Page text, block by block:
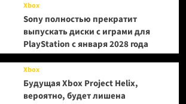
Xbox
Sony полностью прекратит
выпускать диски с играми для
PlayStation с января 2028 года
Xbox
Будущая Xbox Project Helix,
вероятно, будет лишена